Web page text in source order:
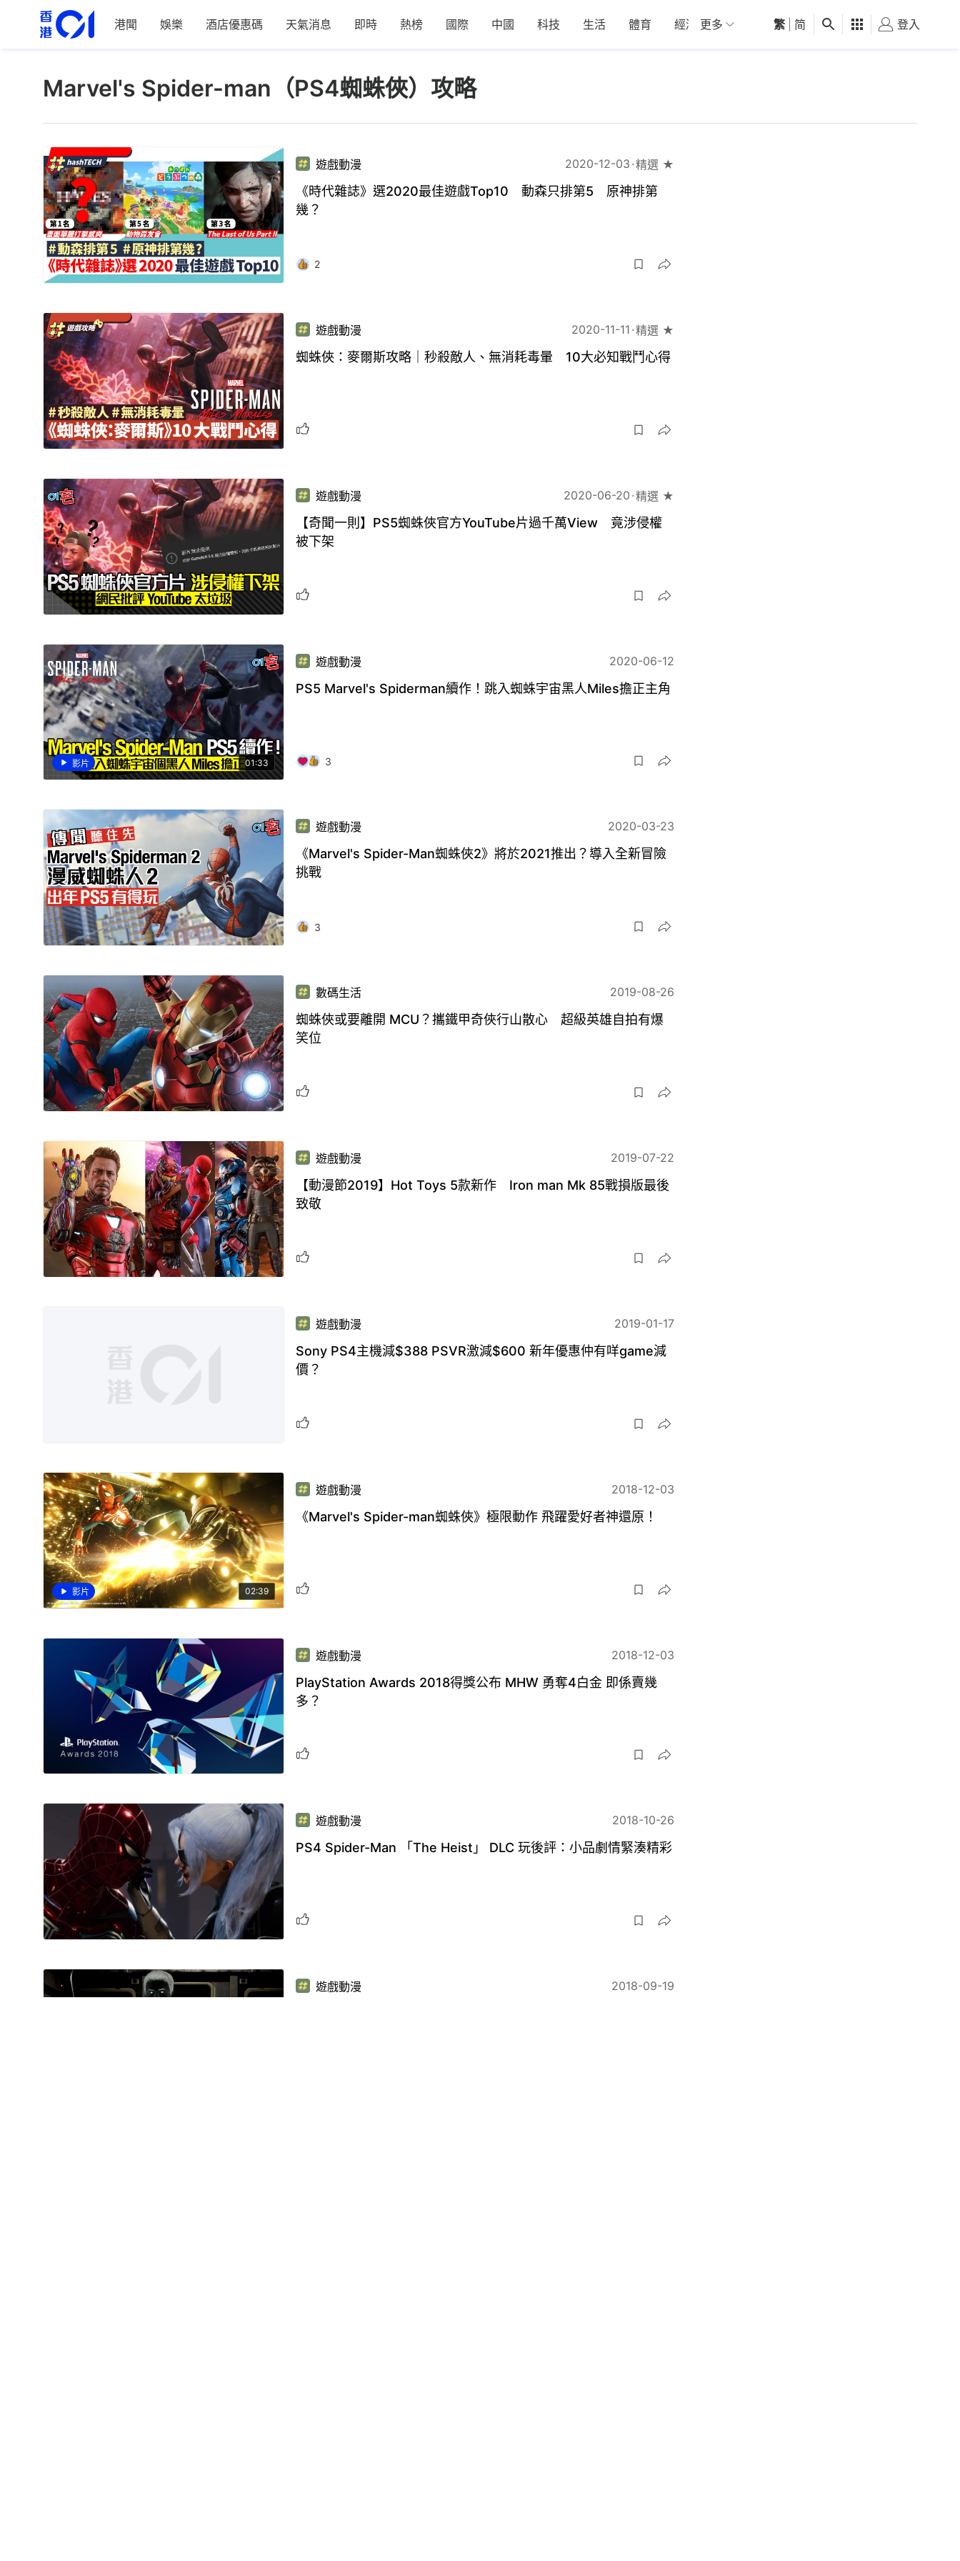
港聞 娛樂 酒店優惠碼 天氣消息 即時 熱榜 國際 中國 科技 生活 體育 經濟 01深圳 觀點 健康 好食玩飛
更多 繁 简 登入
Marvel's Spider-man（PS4蜘蛛俠）攻略
遊戲動漫 2020-12-03 精選 ★
《時代雜誌》選2020最佳遊戲Top10 動森只排第5 原神排第
幾？
2
遊戲動漫 2020-11-11 精選 ★
蜘蛛俠：麥爾斯攻略｜秒殺敵人、無消耗毒暈 10大必知戰鬥心得
遊戲動漫 2020-06-20 精選 ★
【奇聞一則】PS5蜘蛛俠官方YouTube片過千萬View 竟涉侵權
被下架
影片 01:33
遊戲動漫 2020-06-12
PS5 Marvel's Spiderman續作！跳入蜘蛛宇宙黑人Miles擔正主角
3
遊戲動漫 2020-03-23
《Marvel's Spider-Man蜘蛛俠2》將於2021推出？導入全新冒險
挑戰
3
數碼生活 2019-08-26
蜘蛛俠或要離開 MCU？攜鐵甲奇俠行山散心 超級英雄自拍有爆
笑位
遊戲動漫 2019-07-22
【動漫節2019】Hot Toys 5款新作 Iron man Mk 85戰損版最後
致敬
遊戲動漫 2019-01-17
Sony PS4主機減$388 PSVR激減$600 新年優惠仲有咩game減
價？
影片 02:39
遊戲動漫 2018-12-03
《Marvel's Spider-man蜘蛛俠》極限動作 飛躍愛好者神還原！
遊戲動漫 2018-12-03
PlayStation Awards 2018得獎公布 MHW 勇奪4白金 即係賣幾
多？
遊戲動漫 2018-10-26
PS4 Spider-Man 「The Heist」 DLC 玩後評：小品劇情緊湊精彩
遊戲動漫 2018-09-19